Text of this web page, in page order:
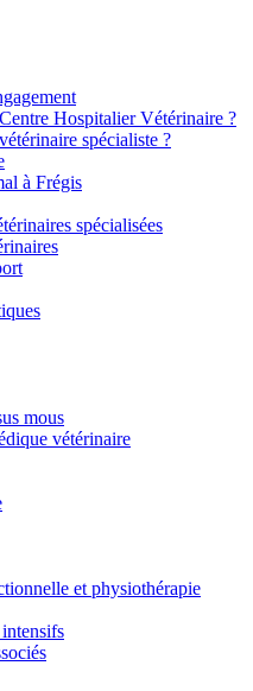
Hospitalier Vétérinaire ?
spécialiste ?
à Frégis
spécialisées
mous
vétérinaire
et physiothérapie